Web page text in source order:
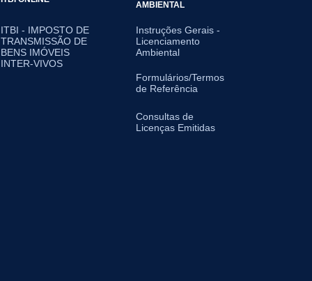
ITBI - IMPOSTO DE
TRANSMISSÃO DE
BENS IMÓVEIS
INTER-VIVOS
AMBIENTAL
Instruções Gerais -
Licenciamento
Ambiental
Formulários/Termos
de Referência
Consultas de
Licenças Emitidas